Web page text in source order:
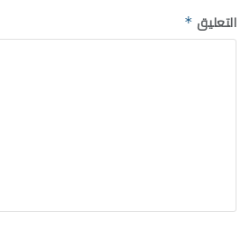
التعليق *